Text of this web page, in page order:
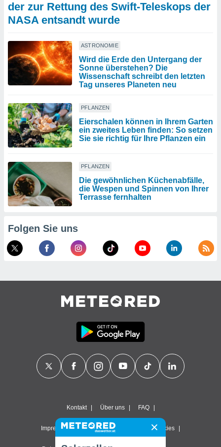
der zur Rettung des Swift-Teleskops der
NASA entsandt wurde
ASTRONOMIE
Wird die Erde den Untergang der
Sonne überstehen? Die
Wissenschaft schreibt den letzten
Tag unseres Planeten neu
PFLANZEN
Eierschalen können in Ihrem Garten
ein zweites Leben finden: So setzen
Sie sie richtig für Ihre Pflanzen ein
PFLANZEN
Die gewöhnlichen Küchenabfälle,
die Wespen und Spinnen von Ihrer
Terrasse fernhalten
Folgen Sie uns
Kontakt Über uns FAQ
Impressum & Nutzungsbedingungen Cookies